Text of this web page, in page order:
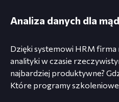
Analiza danych dla
Dzięki systemowi HRM firma
analityki w czasie
najbardziej produktywne?
Które programy szkoleniowe